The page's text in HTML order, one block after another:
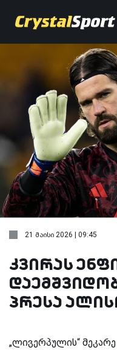
21 მაისი 2026 | 09:45
კვირას
პრესა
„ლივერპულის“